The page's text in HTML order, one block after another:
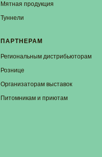
Мятная продукция
Туннели
ПАРТНЕРАМ
Региональным дистрибьюторам
Рознице
Организаторам выставок
Питомникам и приютам